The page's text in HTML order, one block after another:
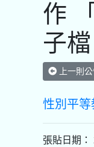
作
子
上一則
性別平等
張貼日期